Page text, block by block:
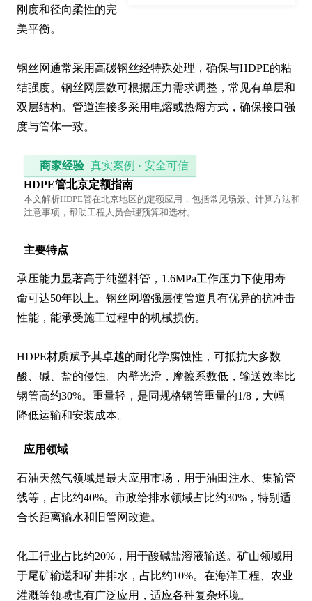
刚度和径向柔性的完
美平衡。
钢丝网通常采用高碳钢丝经特殊处理，确保与HDPE的粘
结强度。钢丝网层数可根据压力需求调整，常见有单层和
双层结构。管道连接多采用电熔或热熔方式，确保接口强
度与管体一致。
商家经验 真实案例 · 安全可信
HDPE管北京定额指南
本文解析HDPE管在北京地区的定额应用，包括常见场景、计算方法和
注意事项，帮助工程人员合理预算和选材。
主要特点
承压能力显著高于纯塑料管，1.6MPa工作压力下使用寿
命可达50年以上。钢丝网增强层使管道具有优异的抗冲击
性能，能承受施工过程中的机械损伤。
HDPE材质赋予其卓越的耐化学腐蚀性，可抵抗大多数
酸、碱、盐的侵蚀。内壁光滑，摩擦系数低，输送效率比
钢管高约30%。重量轻，是同规格钢管重量的1/8，大幅
降低运输和安装成本。
应用领域
石油天然气领域是最大应用市场，用于油田注水、集输管
线等，占比约40%。市政给排水领域占比约30%，特别适
合长距离输水和旧管网改造。
化工行业占比约20%，用于酸碱盐溶液输送。矿山领域用
于尾矿输送和矿井排水，占比约10%。在海洋工程、农业
灌溉等领域也有广泛应用，适应各种复杂环境。